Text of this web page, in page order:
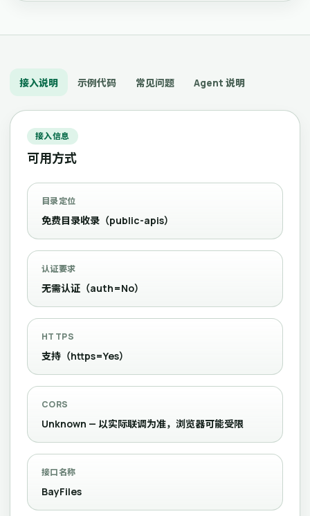
接入说明 示例代码 常见问题 Agent 说明
接入信息
可用方式
目录定位
免费目录收录（public-apis）
认证要求
无需认证（auth=No）
HTTPS
支持（https=Yes）
CORS
Unknown — 以实际联调为准，浏览器可能受限
接口名称
BayFiles